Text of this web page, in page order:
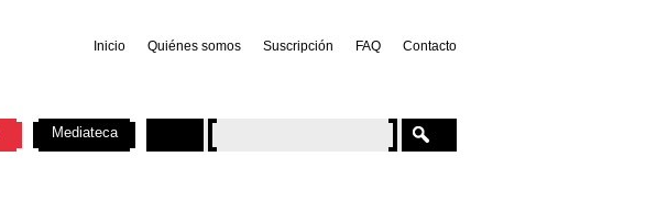
Inicio Quiénes somos Suscripción FAQ Contacto
Mediateca